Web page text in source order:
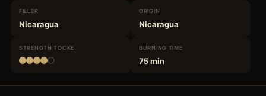
FILLER
Nicaragua
ORIGIN
Nicaragua
STRENGTHTOCKE BURNING TIME
75 min